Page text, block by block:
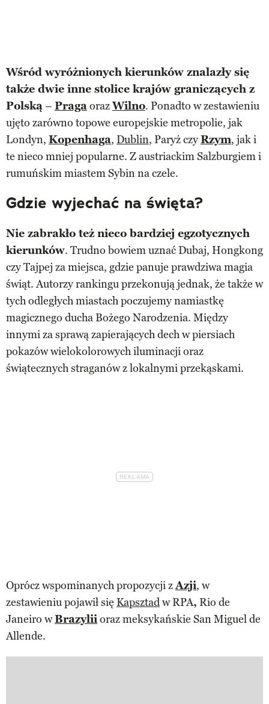
Wśród wyróżnionych kierunków znalazły się
także dwie inne stolice krajów graniczących z
Polską– PragaorazWilno. Ponadto w zestawieniu
ujęto zarówno topowe europejskie metropolie, jak
Londyn, Kopenhaga, Dublin, Paryż czyRzym, jak i
te nieco mniej popularne. Z austriackim Salzburgiem i
rumuńskim miastem Sybin na czele.
Gdzie wyjechać na święta?
Nie zabrakło też nieco bardziej egzotycznych
kierunków. Trudno bowiem uznać Dubaj, Hongkong
czy Tajpej za miejsca, gdzie panuje prawdziwa magia
świąt. Autorzy rankingu przekonują jednak, że także w
tych odległych miastach poczujemy namiastkę
magicznego ducha Bożego Narodzenia. Między
innymi za sprawą zapierających dech w piersiach
pokazów wielokolorowych iluminacji oraz
świątecznych straganów z lokalnymi przekąskami.
Oprócz wspominanych propozycji zAzji, w
zestawieniu pojawił się Kapsztadw RPA, Rio de
Janeiro wBrazyliioraz meksykańskie San Miguel de
Allende.